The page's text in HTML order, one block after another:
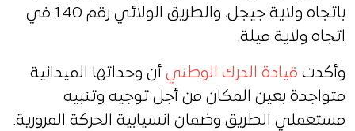
باتجاه ولاية جيجل، والطريق الولائي رقم 140 في
اتجاه ولاية ميلة.
وأكدت قيادة الدرك الوطني أن وحداتها الميدانية
متواجدة بعين المكان من أجل توجيه وتنبيه
مستعملي الطريق وضمان انسيابية الحركة المرورية.